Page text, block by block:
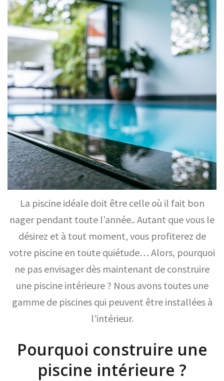
La piscine idéale doit être celle où il fait bon
nager pendant toute l’année.. Autant que vous le
désirez et à tout moment, vous profiterez de
votre piscine en toute quiétude… Alors, pourquoi
ne pas envisager dès maintenant de construire
une piscine intérieure ? Nous avons toutes une
gamme de piscines qui peuvent être installées à
l’intérieur.
Pourquoi construire une
piscine intérieure ?